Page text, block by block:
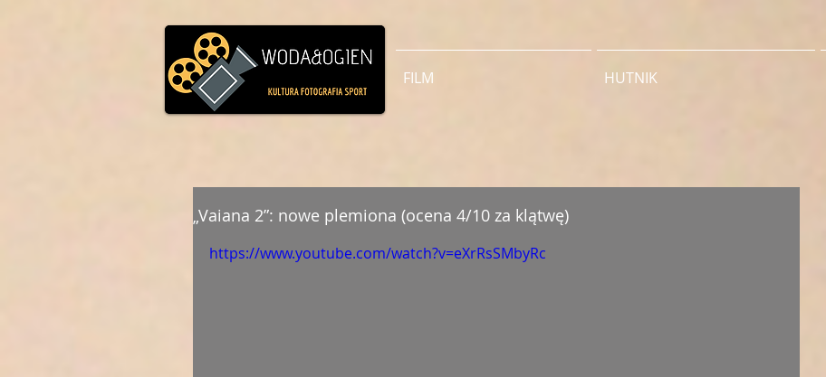
FILM HUTNIK
„Vaiana 2”: nowe plemiona (ocena 4/10 za klątwę)
https://www.youtube.com/watch?v=eXrRsSMbyRc